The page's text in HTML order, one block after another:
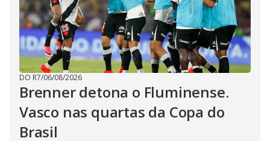
DO R7/06/08/2026
Brenner detona o Fluminense.
Vasco nas quartas da Copa do
Brasil